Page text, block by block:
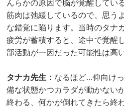
んらかの原因で脳が覚醒してい
筋肉は弛緩しているので、思う
な錯覚に陥ります。当時のタナ
疲労が蓄積すると、途中で覚醒
部活動が一因だった可能性は高
タナカ先生： なるほど…仰向け
備な状態かつカラダが動かない
終わる、何かが倒れてきたら終